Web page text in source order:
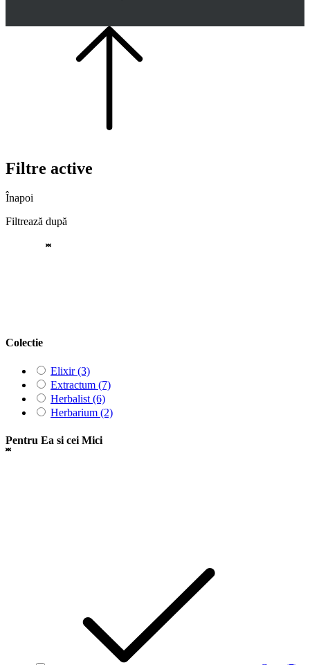
Filtre active
Înapoi
Filtrează după
Colectie
Elixir(3)
Extractum (7)
Herbalist (6)
Herbarium (2)
Pentru Ea si cei Mici